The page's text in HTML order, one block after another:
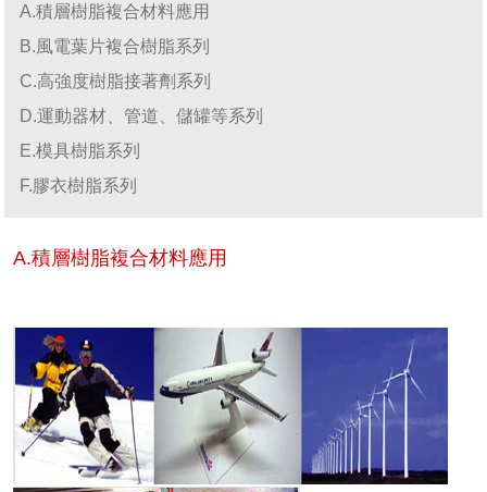
A.積層樹脂複合材料應用
B.風電葉片複合樹脂系列
C.高強度樹脂接著劑系列
D.運動器材、管道、儲罐等系列
E.模具樹脂系列
F.膠衣樹脂系列
A.積層樹脂複合材料應用